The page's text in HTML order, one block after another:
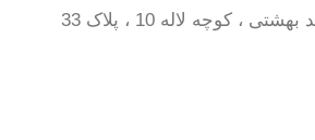
کوچه لاله 10 ، پلاک 33